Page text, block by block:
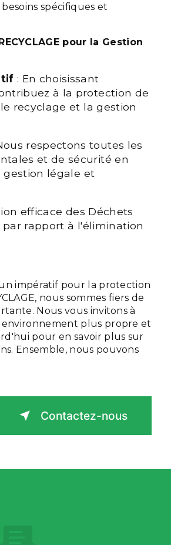
spécifiques et
pour la Gestion
: En choisissant
à la protection de
recyclage et la gestion
respectons toutes les
et de sécurité en
gestion légale et
efficace des Déchets
rapport à l'élimination
impératif pour la protection
nous sommes fiers de
Nous vous invitons à
plus propre et
pour en savoir plus sur
Ensemble, nous pouvons
Contactez-nous